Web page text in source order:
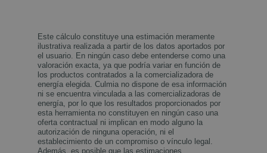
Este cálculo constituye una estimación meramente
ilustrativa realizada a partir de los datos aportados por
el usuario. En ningún caso debe entenderse como una
valoración exacta, ya que podría variar en función de
los productos contratados a la comercializadora de
energía elegida. Culmia no dispone de esa información
ni se encuentra vinculada a las comercializadoras de
energía, por lo que los resultados proporcionados por
esta herramienta no constituyen en ningún caso una
oferta contractual ni implican en modo alguno la
autorización de ninguna operación, ni el
establecimiento de un compromiso o vínculo legal.
Además, es posible que las estimaciones